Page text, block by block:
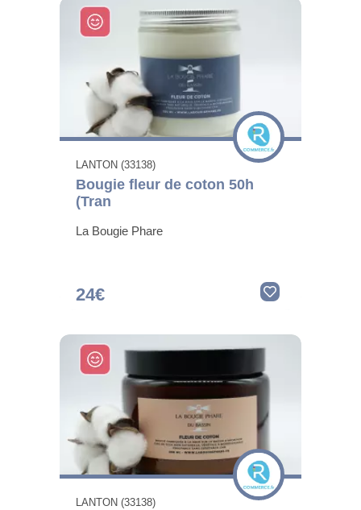
LANTON (33138)
Bougie fleur de coton 50h
(Tran
La Bougie Phare
24€
LANTON (33138)